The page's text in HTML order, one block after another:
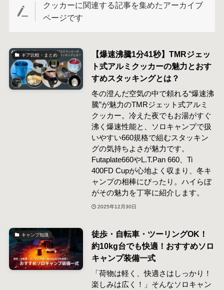
クッカーに関連する記事を集めたアーカイブ
ページです
ギア比較・まとめ
【爆速沸騰1分41秒】TMRジェッ
ト式アルミクッカーの魅力とおす
すめスタッキングとは？
冬の澄んだ空気の中で頼れる“爆速沸
騰”が魅力のTMRジェット式アルミ
クッカー。冷えた夜でもお湯がすぐ
沸く爆速性能と、ソロキャンプで扱
いやすい660規格で組むスタッキン
グの気持ちよさが魅力です。
Futaplate660やL.T.Pan 660、Ti
400FD Cupが心地よく収まり、冬キ
ャンプの相棒にぴったり。ハイらぼ
がその魅力を丁寧に紹介します。
2025年12月30日
キャンプ知識
徒歩・自転車・ツーリングOK！
約10kg台でも快適！おすすめソロ
キャンプ装備一式
「荷物は軽く、快適さはしっかり！
楽しみは広く！」そんなソロキャン